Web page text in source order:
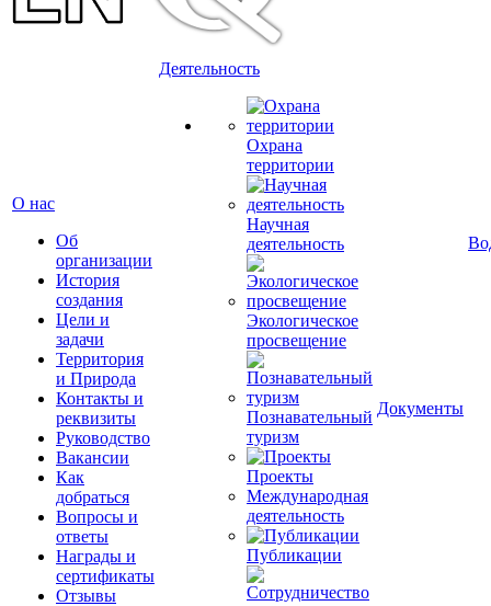
О нас
Об
организации
История
создания
Цели и
задачи
Территория
и Природа
Контакты и
реквизиты
Руководство
Вакансии
Как
добраться
Вопросы и
ответы
Награды и
сертификаты
Отзывы
Деятельность
Охрана
территории
Научная
деятельность
Экологическое
просвещение
Познавательный
туризм
Проекты
Международная
деятельность
Публикации
Документы